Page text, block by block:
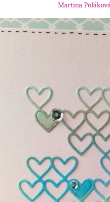
Martina